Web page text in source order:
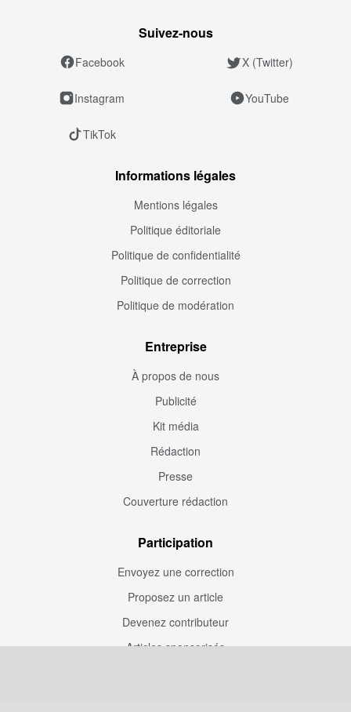
Suivez‑nous
Facebook X (Twitter)
Instagram YouTube
TikTok
Informations légales
Mentions légales
Politique éditoriale
Politique de confidentialité
Politique de correction
Politique de modération
Entreprise
À propos de nous
Publicité
Kit média
Rédaction
Presse
Couverture rédaction
Participation
Envoyez une correction
Proposez un article
Devenez contributeur
Articles sponsorisés